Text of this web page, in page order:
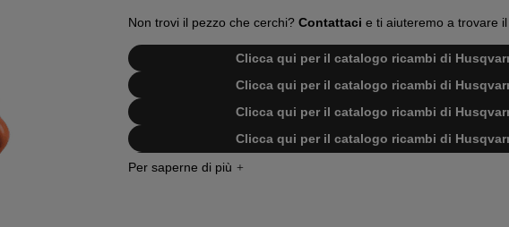
Non trovi il pezzo che cerchi? Contattaci e ti aiuteremo a trovare
Clicca qui per il catalogo ricambi di
Clicca qui per il catalogo ricambi di
Clicca qui per il catalogo ricambi di
Clicca qui per il catalogo ricambi di
Clicca qui per il catalogo ricambi di Husqvarna 336